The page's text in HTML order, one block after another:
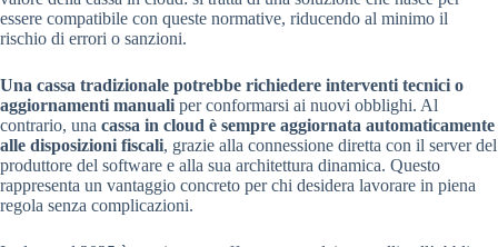
essere compatibile con queste normative, riducendo al minimo il
rischio di errori o sanzioni.
Una cassa tradizionale potrebbe richiedere interventi tecnici o
aggiornamenti manuali per conformarsi ai nuovi obblighi. Al
contrario, una cassa in cloud è sempre aggiornata automaticamente
alle disposizioni fiscali, grazie alla connessione diretta con il server del
produttore del software e alla sua architettura dinamica. Questo
rappresenta un vantaggio concreto per chi desidera lavorare in piena
regola senza complicazioni.